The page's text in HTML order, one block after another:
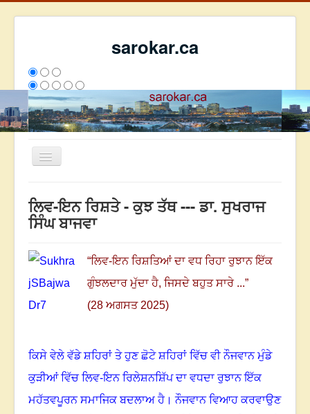
sarokar.ca
Toggle
ਰਚਨਾਵਾਂ
ਸੰਪਰਕ
We have 240 guests and no members online
2805070
ਇਸ ਹਫਤੇ32504
ਲਿਵ-ਇਨ ਰਿਸ਼ਤੇ - ਕੁਝ ਤੱਥ --- ਡਾ. ਸੁਖਰਾਜ
ਸਿੰਘ ਬਾਜਵਾ
“ਲਿਵ-ਇਨ ਰਿਸ਼ਤਿਆਂ ਦਾ ਵਧ ਰਿਹਾ ਰੁਝਾਨ ਇੱਕ
ਗੁੰਝਲਦਾਰ ਮੁੱਦਾ ਹੈ, ਜਿਸਦੇ ਬਹੁਤ ਸਾਰੇ ...”
(28 ਅਗਸਤ 2025)
ਕਿਸੇ ਵੇਲੇ ਵੱਡੇ ਸ਼ਹਿਰਾਂ ਤੇ ਹੁਣ ਛੋਟੇ ਸ਼ਹਿਰਾਂ ਵਿੱਚ ਵੀ ਨੌਜਵਾਨ ਮੁੰਡੇ
ਕੁੜੀਆਂ ਵਿੱਚ ਲਿਵ-ਇਨ ਰਿਲੇਸ਼ਨਸ਼ਿੱਪ ਦਾ ਵਧਦਾ ਰੁਝਾਨ ਇੱਕ
ਮਹੱਤਵਪੂਰਨ ਸਮਾਜਿਕ ਬਦਲਾਅ ਹੈ ।ਨੌਜਵਾਨ ਵਿਆਹ ਕਰਵਾਉਣ